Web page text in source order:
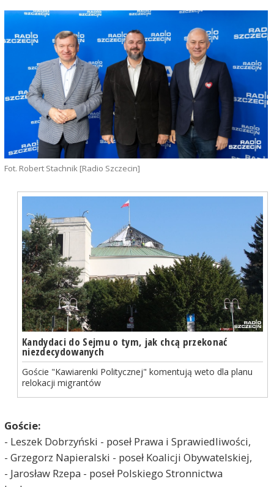
Fot. Robert Stachnik [Radio Szczecin]
Kandydaci do Sejmu o tym, jak chcą przekonać
niezdecydowanych
Goście "Kawiarenki Politycznej" komentują weto dla planu
relokacji migrantów
Goście:
- Leszek Dobrzyński - poseł Prawa i Sprawiedliwości,
- Grzegorz Napieralski - poseł Koalicji Obywatelskiej,
- Jarosław Rzepa - poseł Polskiego Stronnictwa